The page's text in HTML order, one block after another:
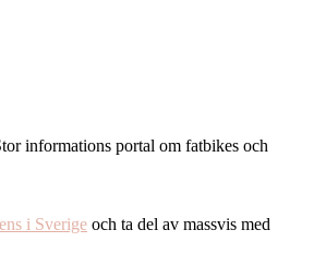
informations portal om fatbikes och
i Sverige och ta del av massvis med